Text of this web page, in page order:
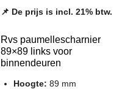
📌 De prijs is incl. 21% btw.
Rvs paumellescharnier
89×89 links voor
binnendeuren
Hoogte: 89 mm